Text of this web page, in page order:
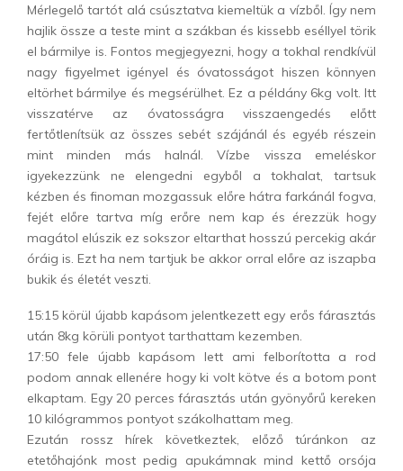
Mérlegelő tartót alá csúsztatva kiemeltük a vízből. Így nem
hajlik össze a teste mint a szákban és kissebb eséllyel törik
el bármilye is. Fontos megjegyezni, hogy a tokhal rendkívül
nagy figyelmet igényel és óvatosságot hiszen könnyen
eltörhet bármilye és megsérülhet. Ez a példány 6kg volt. Itt
visszatérve az óvatosságra visszaengedés előtt
fertőtlenítsük az összes sebét szájánál és egyéb részein
mint minden más halnál. Vízbe vissza emeléskor
igyekezzünk ne elengedni egyből a tokhalat, tartsuk
kézben és finoman mozgassuk előre hátra farkánál fogva,
fejét előre tartva míg erőre nem kap és érezzük hogy
magátol elúszik ez sokszor eltarthat hosszú percekig akár
óráig is. Ezt ha nem tartjuk be akkor orral előre az iszapba
bukik és életét veszti.
15:15 körül újabb kapásom jelentkezett egy erős fárasztás
után 8kg körüli pontyot tarthattam kezemben.
17:50 fele újabb kapásom lett ami felborította a rod
podom annak ellenére hogy ki volt kötve és a botom pont
elkaptam. Egy 20 perces fárasztás után gyönyőrű kereken
10 kilógrammos pontyot szákolhattam meg.
Ezután rossz hírek következtek, előző túránkon az
etetőhajónk most pedig apukámnak mind kettő orsója